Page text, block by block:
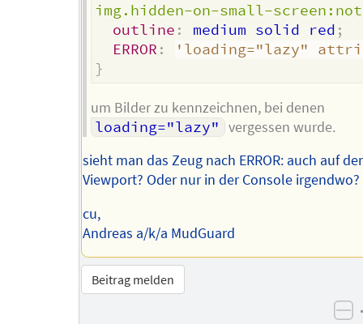
img.hidden-on-small-
outline : medium solid red ;
ERROR :
'loading="lazy"
}
um Bilder zu kennzeichnen, bei denen
loading="lazy" vergessen wurde.
sieht man das Zeug nach ERROR: auch auf
Viewport? Oder nur in der Console irgendwo?
cu,
Andreas a/k/a MudGuard
Beitrag melden